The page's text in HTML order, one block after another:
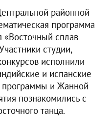
районной
программа
«Восточный сплав
студии,
исполнили
и испанские
и Жанной
познакомились с
танца.